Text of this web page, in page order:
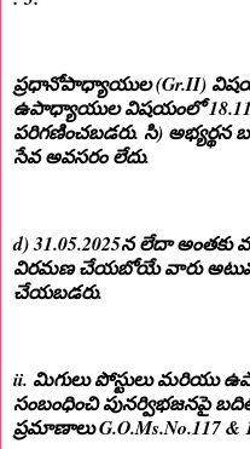
ప్రధానోపాధ్యాయుల (Gr.II)
ఉపాధ్యాయుల విషయంలో
పరిగణించబడరు. సి)
సేవ అవసరం లేదు.
d) 31.05.2025న లేదా
విరమణ చేయబోయే వారు
చేయబడరు.
ii. మిగులు పోస్టులు మరియు
సంబంధించి పునర్విభజనపై
ప్రమాణాలు G.O.Ms.No.117